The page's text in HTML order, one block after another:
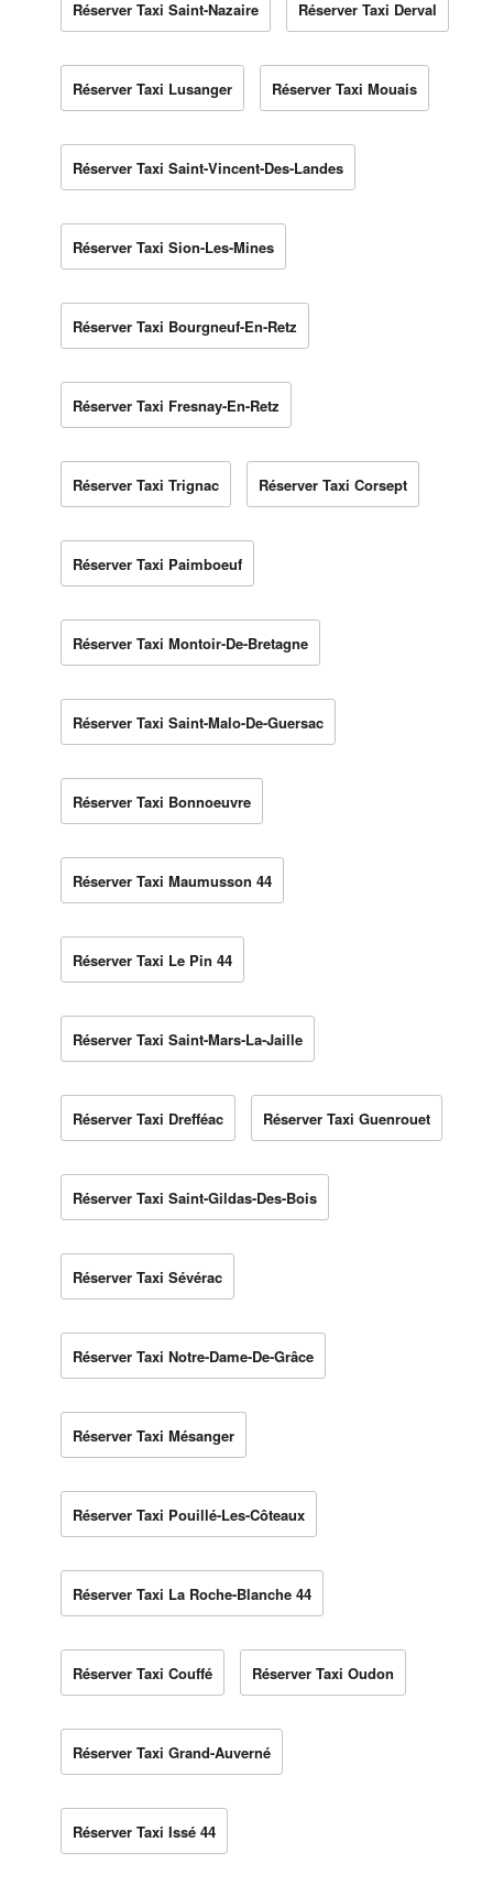
Réserver Taxi Saint-Nazaire Réserver Taxi Derval
Réserver Taxi Lusanger Réserver Taxi Mouais
Réserver Taxi Saint-Vincent-Des-Landes
Réserver Taxi Sion-Les-Mines
Réserver Taxi Bourgneuf-En-Retz
Réserver Taxi Fresnay-En-Retz
Réserver Taxi Trignac Réserver Taxi Corsept
Réserver Taxi Paimboeuf
Réserver Taxi Montoir-De-Bretagne
Réserver Taxi Saint-Malo-De-Guersac
Réserver Taxi Bonnoeuvre
Réserver Taxi Maumusson 44
Réserver Taxi Le Pin 44
Réserver Taxi Saint-Mars-La-Jaille
Réserver Taxi Drefféac Réserver Taxi Guenrouet
Réserver Taxi Saint-Gildas-Des-Bois
Réserver Taxi Sévérac
Réserver Taxi Notre-Dame-De-Grâce
Réserver Taxi Mésanger
Réserver Taxi Pouillé-Les-Côteaux
Réserver Taxi La Roche-Blanche 44
Réserver Taxi Couffé Réserver Taxi Oudon
Réserver Taxi Grand-Auverné
Réserver Taxi Issé 44